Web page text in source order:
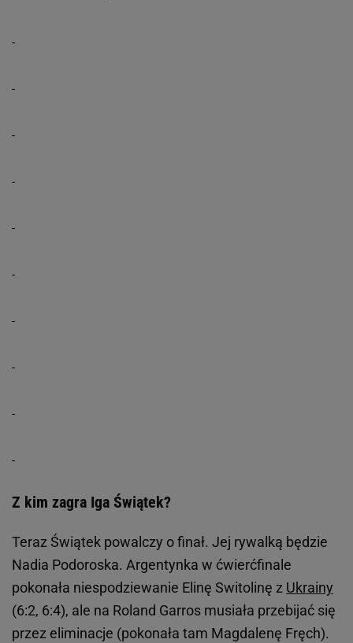
Z kim zagra Iga Świątek?
Teraz Świątek powalczy o finał. Jej rywalką będzie
Nadia Podoroska. Argentynka w ćwierćfinale
pokonała niespodziewanie Elinę Switolinę z Ukrainy
(6:2, 6:4), ale na Roland Garros musiała przebijać się
przez eliminacje (pokonała tam Magdalenę Fręch).